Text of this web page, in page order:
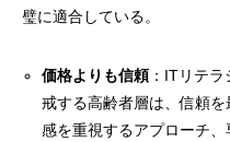
璧に適合している。
価格よりも信頼 ：ITリテ
戒する高齢者層は、信頼
感を重視するアプローチ